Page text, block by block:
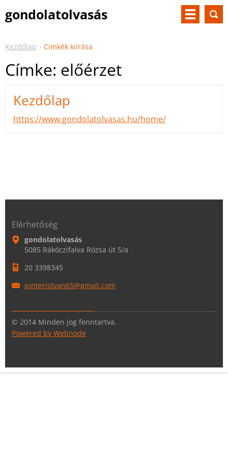
gondolatolvasás
Kezdőlap Címkék kiírása
Címke: előérzet
Kezdőlap
https://www.gondolatolvasas.hu/home/
Elérhetőség
gondolatolvasás
5085 Rákóczifalva Rózsa út 5/a
20 3398345
pinteristvan65@gmail.com
© 2014 Minden jog fenntartva.
Powered by Webnode